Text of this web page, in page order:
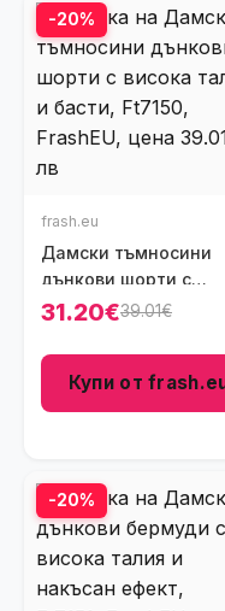
-20%
frash.eu
Дамски тъмносини
дънкови шорти с
висока талия и
31.20€39.01€
Купи от
-20%